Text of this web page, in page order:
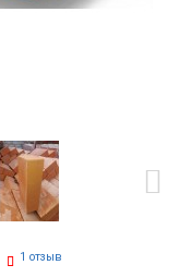
1 отзыв